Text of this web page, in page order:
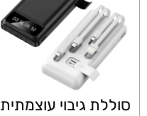
סוללת גיבוי עוצמתית